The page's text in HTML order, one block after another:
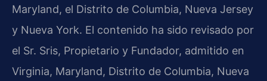
Maryland, el Distrito de Columbia, Nueva Jersey
y Nueva York. El contenido ha sido revisado por
el Sr. Sris, Propietario y Fundador, admitido en
Virginia, Maryland, Distrito de Columbia, Nueva